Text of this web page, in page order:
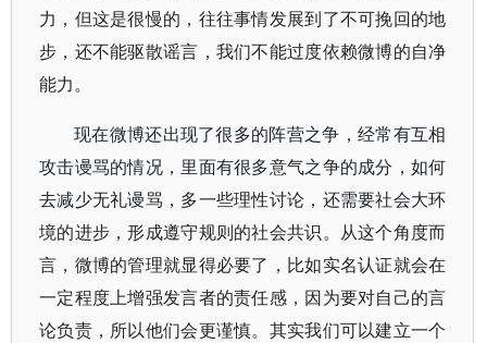
力，但这是很慢的，往往事情发展到了不可挽回的地
步，还不能驱散谣言，我们不能过度依赖微博的自净
能力。
现在微博还出现了很多的阵营之争，经常有互相
攻击谩骂的情况，里面有很多意气之争的成分，如何
去减少无礼谩骂，多一些理性讨论，还需要社会大环
境的进步，形成遵守规则的社会共识。从这个角度而
言，微博的管理就显得必要了，比如实名认证就会在
一定程度上增强发言者的责任感，因为要对自己的言
论负责，所以他们会更谨慎。其实我们可以建立一个